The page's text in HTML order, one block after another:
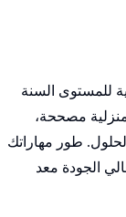
للمستوى السنة
منزلية مصححة،
طور مهاراتك
الجودة معد